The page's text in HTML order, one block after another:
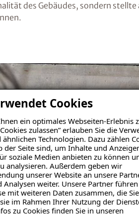
Cookies
ein optimales Webseiten-Erlebnis
zulassen” erlauben Sie die
Technologien. Dazu zählen
Seite sind, um Inhalte und
soziale Medien anbieten zu können
analysieren. Außerdem geben wir
unserer Website an unsere
weiter. Unsere Partner
mit weiteren Daten zusammen, die
im Rahmen Ihrer Nutzung der
zu Cookies finden Sie in unseren
des Gebäudes, sondern stellte